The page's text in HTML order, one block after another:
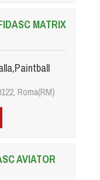
MATRIX
Roma(RM)
AVIATOR